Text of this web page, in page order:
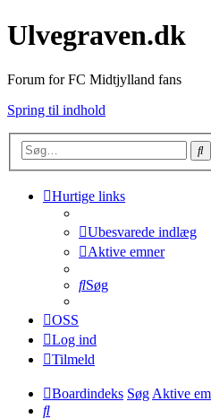
Ulvegraven.dk
Forum for FC Midtjylland fans
Spring til indhold
Hurtige links
Ubesvarede indlæg
Aktive emner
Søg
OSS
Log ind
Tilmeld
Boardindeks SøgAktive
Søg